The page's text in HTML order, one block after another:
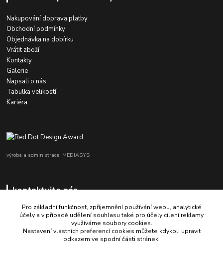
Nakupování doprava platby
Obchodní podmínky
Objednávka na dobírku
Vrátit zboží
Kontakty
Galerie
Napsali o nás
Tabulka velikostí
Kariéra
výroba a administrace: MEDIASYS
kontaktujte nás
+420 725 347 646
Pro základní funkčnost, zpříjemnění používání webu, analytické
účely a v případě udělení souhlasu také pro účely cílení reklamy
využíváme soubory cookies.
Nastavení vlastních preferencí cookies můžete kdykoli upravit
odkazem ve spodní části stránek.